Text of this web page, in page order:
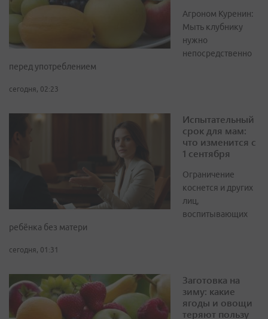
Агроном Куренин:
Мыть клубнику
нужно
непосредственно
перед употреблением
сегодня, 02:23
Испытательный
срок для мам:
что изменится с
1 сентября
Ограничение
коснется и других
лиц,
воспитывающих
ребёнка без матери
сегодня, 01:31
Заготовка на
зиму: какие
ягоды и овощи
теряют пользу